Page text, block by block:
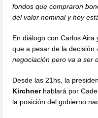
fondos que compraron
del valor nominal y hoy
En diálogo con Carlos
que a pesar de la decisión
negociación pero va a ser
Desde las 21hs, la
Kirchnerhablará por
la posición del gobierno